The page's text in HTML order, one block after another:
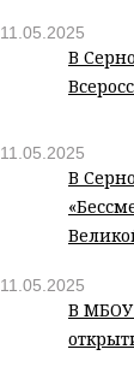
11.05.2025
В
11.05.2025
В
11.05.2025
В МБОУ